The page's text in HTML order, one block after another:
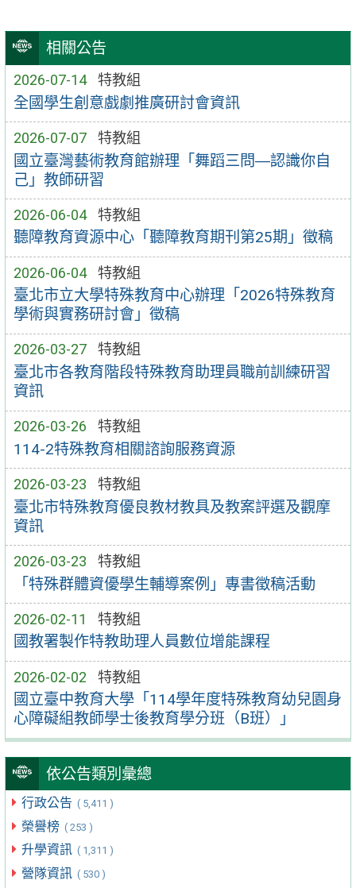
相關公告
2026-07-14 特教組
全國學生創意戲劇推廣研討會資訊
2026-07-07 特教組
國立臺灣藝術教育館辦理「舞蹈三問―認識你自
己」教師研習
2026-06-04 特教組
聽障教育資源中心「聽障教育期刊第25期」徵稿
2026-06-04 特教組
臺北市立大學特殊教育中心辦理「2026特殊教育
學術與實務研討會」徵稿
2026-03-27 特教組
臺北市各教育階段特殊教育助理員職前訓練研習
資訊
2026-03-26 特教組
114-2特殊教育相關諮詢服務資源
2026-03-23 特教組
臺北市特殊教育優良教材教具及教案評選及觀摩
資訊
2026-03-23 特教組
「特殊群體資優學生輔導案例」專書徵稿活動
2026-02-11 特教組
國教署製作特教助理人員數位增能課程
2026-02-02 特教組
國立臺中教育大學「114學年度特殊教育幼兒園身
心障礙組教師學士後教育學分班（B班）」
依公告類別彙總
行政公告 ( 5,411 )
榮譽榜 ( 253 )
升學資訊 ( 1,311 )
營隊資訊 ( 530 )